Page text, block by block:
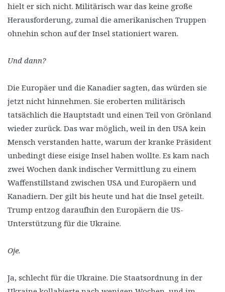
hielt er sich nicht. Militärisch war das keine große
Herausforderung, zumal die amerikanischen Truppen
ohnehin schon auf der Insel stationiert waren.
Und dann?
Die Europäer und die Kanadier sagten, das würden sie
jetzt nicht hinnehmen. Sie eroberten militärisch
tatsächlich die Hauptstadt und einen Teil von Grönland
wieder zurück. Das war möglich, weil in den USA kein
Mensch verstanden hatte, warum der kranke Präsident
unbedingt diese eisige Insel haben wollte. Es kam nach
zwei Wochen dank indischer Vermittlung zu einem
Waffenstillstand zwischen USA und Europäern und
Kanadiern. Der gilt bis heute und hat die Insel geteilt.
Trump entzog daraufhin den Europäern die US-
Unterstützung für die Ukraine.
Oje.
Ja, schlecht für die Ukraine. Die Staatsordnung in der